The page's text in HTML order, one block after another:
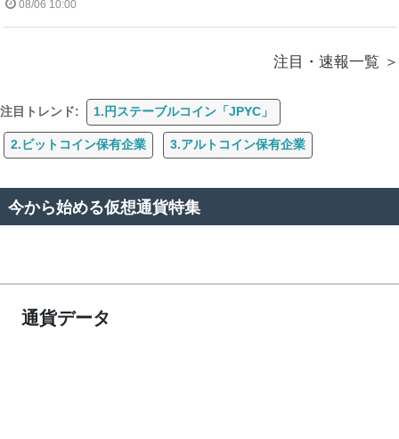
08/06 10:00
注目・速報一覧
注目トレンド: 1.円ステーブルコイン「JPYC」
2.ビットコイン保有企業 3.アルトコイン保有企業
今から始める仮想通貨特集
通貨データ